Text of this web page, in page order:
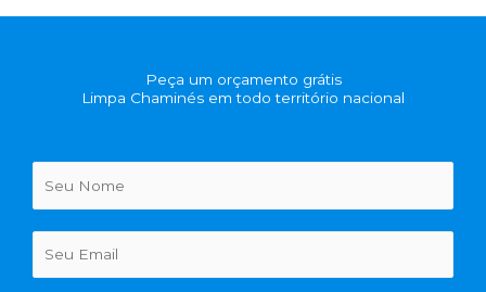
Peça um orçamento grátis
Limpa Chaminés em todo território nacional